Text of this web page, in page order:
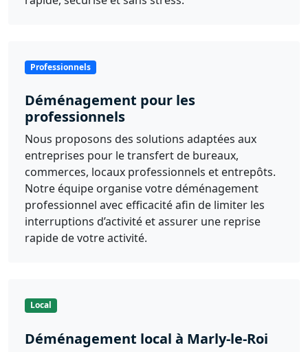
Professionnels
Déménagement pour les
professionnels
Nous proposons des solutions adaptées aux
entreprises pour le transfert de bureaux,
commerces, locaux professionnels et entrepôts.
Notre équipe organise votre déménagement
professionnel avec efficacité afin de limiter les
interruptions d’activité et assurer une reprise
rapide de votre activité.
Local
Déménagement local à Marly-le-Roi